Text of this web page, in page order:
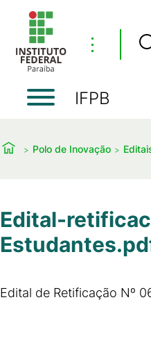
⋮
IFPB
Polo de Inovação
Edital-
Edital de Retificação Nº